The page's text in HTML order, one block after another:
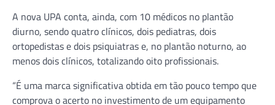
A nova UPA conta, ainda, com 10 médicos no plantão
diurno, sendo quatro clínicos, dois pediatras, dois
ortopedistas e dois psiquiatras e, no plantão noturno, ao
menos dois clínicos, totalizando oito profissionais.
“É uma marca significativa obtida em tão pouco tempo que
comprova o acerto no investimento de um equipamento